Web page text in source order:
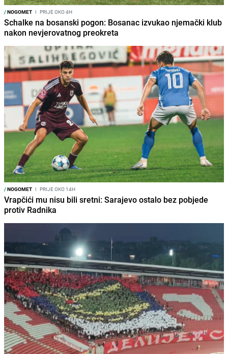
/NOGOMET I PRIJE OKO 4H
Schalke na bosanski pogon: Bosanac izvukao njemački klub
nakon nevjerovatnog preokreta
/NOGOMET I PRIJE OKO 14H
Vrapčići mu nisu bili sretni: Sarajevo ostalo bez pobjede
protiv Radnika